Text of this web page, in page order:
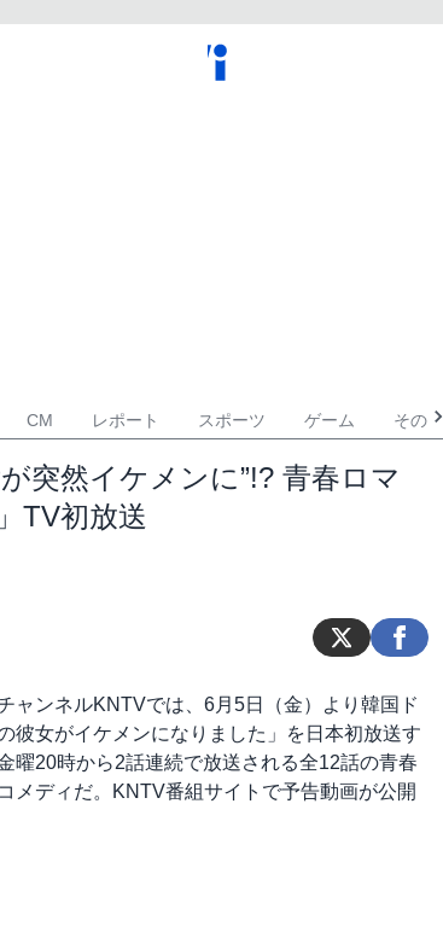
CM レポート スポーツ ゲーム その他
突然イケメンに”!? 青春ロマ
TV初放送
ャンネルKNTVでは、6月5日（金）より韓国ド
彼女がイケメンになりました」を日本初放送す
曜20時から2話連続で放送される全12話の青春
メディだ。KNTV番組サイトで予告動画が公開